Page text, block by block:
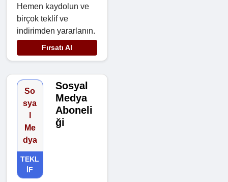
Hemen kaydolun ve
birçok teklif ve
indirimden yararlanın.
Fırsatı Al
So
sya
Me
dya
TEKL
IF
Sosyal
Medya
Aboneli
ği